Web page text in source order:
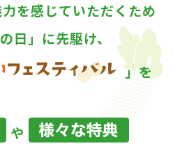
を感じていただくため
日」に先駆け、
」を
や